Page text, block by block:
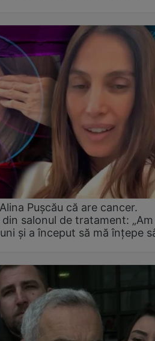
Pușcău că are cancer.
salonul de tratament:
și a început să mă înțepe